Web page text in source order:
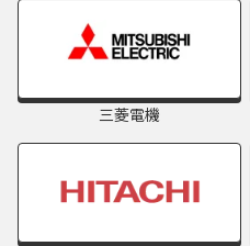
三菱電機